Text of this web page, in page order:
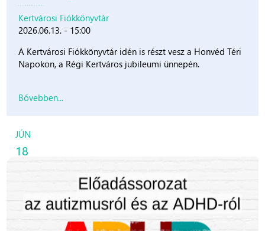
Kertvárosi Fiókkönyvtár
2026.06.13. - 15:00
A Kertvárosi Fiókkönyvtár idén is részt vesz a Honvéd Téri
Napokon, a Régi Kertváros jubileumi ünnepén.
Bővebben...
JÚN
18